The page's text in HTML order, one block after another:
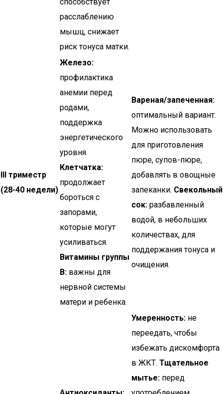
расслаблению
мышц, снижает
риск тонуса матки.
III триместр
(28-40 недели)
Железо:
профилактика
анемии перед
родами,
поддержка
энергетического
уровня.
Клетчатка:
продолжает
бороться с
запорами,
которые могут
усиливаться.
Витамины группы
В: важны для
нервной системы
матери и ребенка.
Вареная/запеченная:
оптимальный вариант.
Можно использовать
для приготовления
пюре, супов-пюре,
добавлять в овощные
запеканки. Свекольный
сок: разбавленный
водой, в небольших
количествах, для
поддержания тонуса и
очищения.
Умеренность: не
переедать, чтобы
избежать дискомфорта
в ЖКТ. Тщательное
мытье: перед